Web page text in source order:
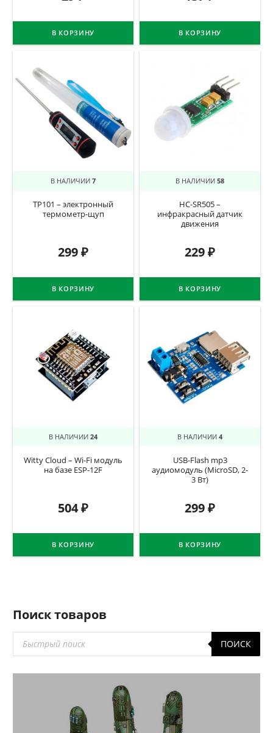
В КОРЗИНУ В КОРЗИНУ
В НАЛИЧИИ 7
TP101 – электронный
термометр-щуп
299₽
В КОРЗИНУ
В НАЛИЧИИ 58
HC-SR505 –
инфракрасный датчик
движения
229₽
В КОРЗИНУ
В НАЛИЧИИ 24
Witty Cloud – Wi-Fi модуль
на базе ESP-12F
504₽
В КОРЗИНУ
В НАЛИЧИИ 4
USB-Flash mp3
аудиомодуль (MicroSD, 2-
3 Вт)
299₽
В КОРЗИНУ
Поиск товаров
Поиск
товаров
ПОИСК